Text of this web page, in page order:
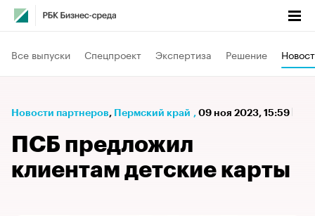
Все выпуски Спецпроект Экспертиза Решение
Новости партнеров⁠, Пермский край , 09 ноя 2023, 15:59
ПСБ предложил
клиентам детские карты